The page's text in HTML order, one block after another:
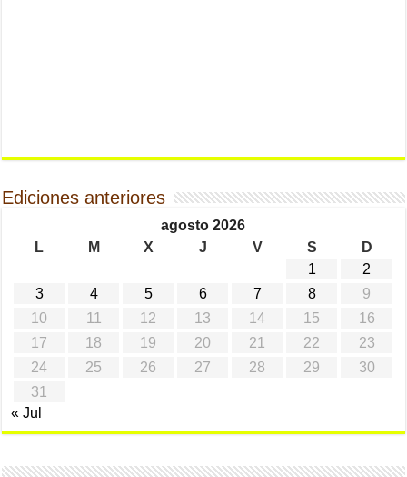
Ediciones anteriores
agosto 2026
L
M X J V S
D
1
2
3
4 5 6 7 8
9
10
11 12 13 14 15
16
17
18 19 20 21 22
23
24
25 26 27 28 29
30
31
« Jul